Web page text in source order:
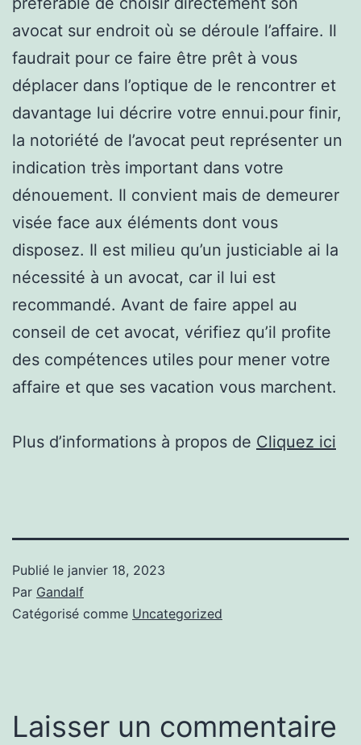
avocat sur endroit où se déroule l’affaire. Il
faudrait pour ce faire être prêt à vous
déplacer dans l’optique de le rencontrer et
davantage lui décrire votre ennui.pour finir,
la notoriété de l’avocat peut représenter un
indication très important dans votre
dénouement. Il convient mais de demeurer
visée face aux éléments dont vous
disposez. Il est milieu qu’un justiciable ai la
nécessité à un avocat, car il lui est
recommandé. Avant de faire appel au
conseil de cet avocat, vérifiez qu’il profite
des compétences utiles pour mener votre
affaire et que ses vacation vous marchent.
Plus d’informations à propos de Cliquez ici
Publié le janvier 18, 2023
Par Gandalf
Catégorisé comme Uncategorized
Laisser un commentaire